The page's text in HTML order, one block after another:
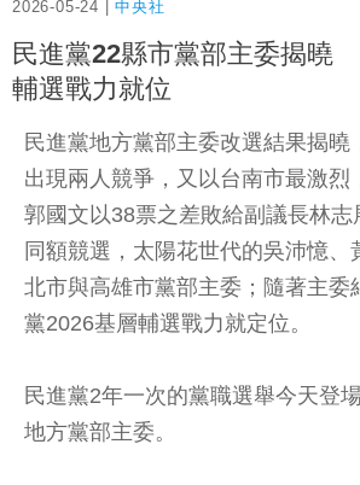
2026-05-24 |中央社
民進黨22縣市黨部主委揭曉
輔選戰力就位
民進黨地方黨部主委改選結果揭曉
出現兩人競爭，又以台南市最激烈
郭國文以38票之差敗給副議長林
同額競選，太陽花世代的吳沛憶、
北市與高雄市黨部主委；隨著主委
黨2026基層輔選戰力就定位。
民進黨2年一次的黨職選舉今天登
地方黨部主委。